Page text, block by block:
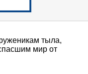
тыла,
мир от